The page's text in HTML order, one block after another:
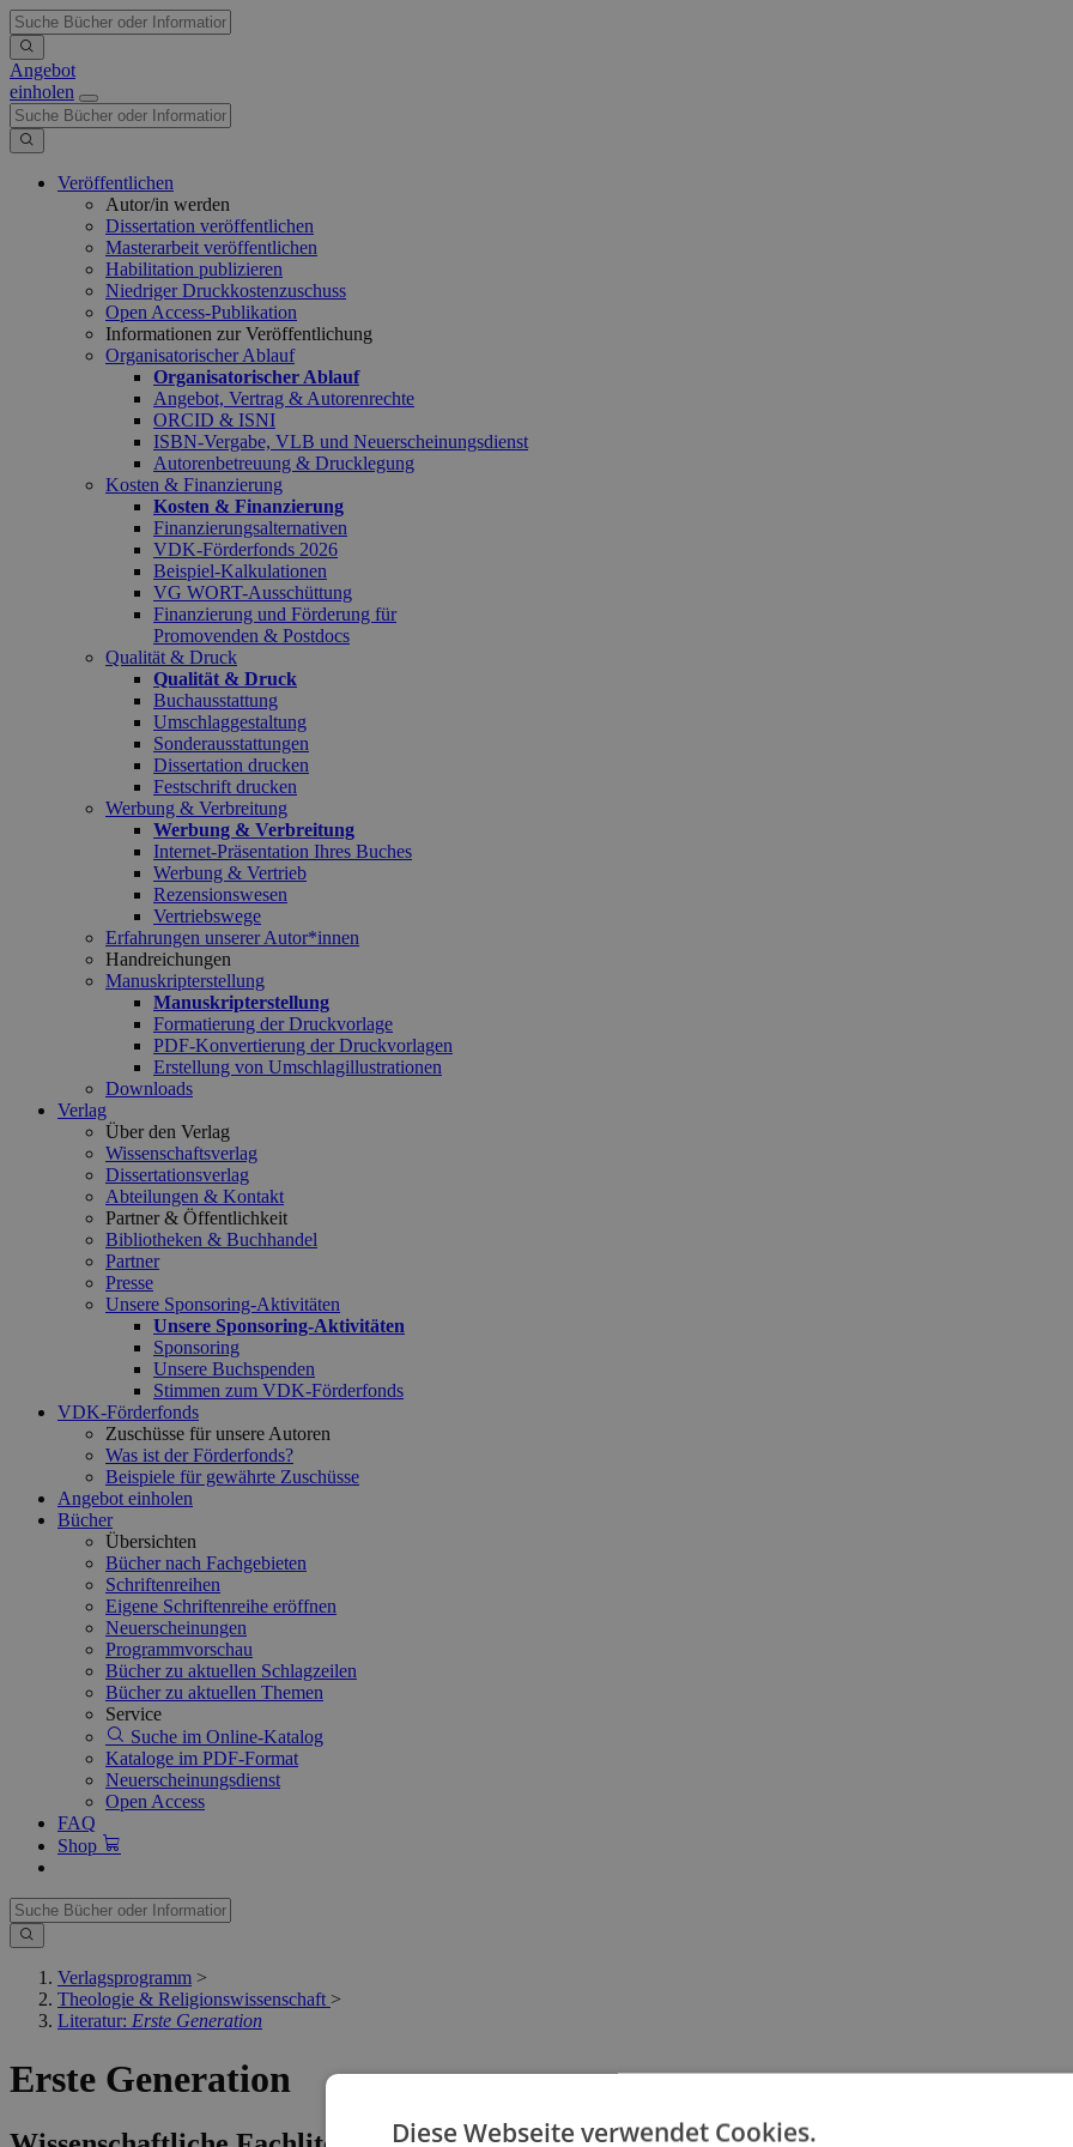
Angebot
einholen
Veröffentlichen
Autor/in werden
Dissertation veröffentlichen
Masterarbeit veröffentlichen
Habilitation publizieren
Niedriger Druckkostenzuschuss
Open Access-Publikation
Informationen zur Veröffentlichung
Organisatorischer Ablauf
Organisatorischer Ablauf
Angebot, Vertrag & Autorenrechte
ORCID & ISNI
ISBN-Vergabe, VLB und Neuerscheinungsdienst
Autorenbetreuung & Drucklegung
Kosten & Finanzierung
Kosten & Finanzierung
Finanzierungsalternativen
VDK-Förderfonds 2026
Beispiel-Kalkulationen
VG WORT-Ausschüttung
Finanzierung und Förderung für
Promovenden & Postdocs
Qualität & Druck
Qualität & Druck
Buchausstattung
Umschlaggestaltung
Sonderausstattungen
Dissertation drucken
Festschrift drucken
Werbung & Verbreitung
Werbung & Verbreitung
Internet-Präsentation Ihres Buches
Werbung & Vertrieb
Rezensionswesen
Vertriebswege
Erfahrungen unserer Autor*innen
Handreichungen
Manuskripterstellung
Manuskripterstellung
Formatierung der Druckvorlage
PDF-Konvertierung der Druckvorlagen
Erstellung von Umschlagillustrationen
Downloads
Verlag
Über den Verlag
Wissenschaftsverlag
Dissertationsverlag
Abteilungen & Kontakt
Partner & Öffentlichkeit
Bibliotheken & Buchhandel
Partner
Presse
Unsere Sponsoring-Aktivitäten
Unsere Sponsoring-Aktivitäten
Sponsoring
Unsere Buchspenden
Stimmen zum VDK-Förderfonds
VDK-Förderfonds
Zuschüsse für unsere Autoren
Was ist der Förderfonds?
Beispiele für gewährte Zuschüsse
Angebot einholen
Bücher
Übersichten
Bücher nach Fachgebieten
Schriftenreihen
Eigene Schriftenreihe eröffnen
Neuerscheinungen
Programmvorschau
Bücher zu aktuellen Schlagzeilen
Bücher zu aktuellen Themen
Service
Suche im Online-Katalog
Kataloge im PDF-Format
Neuerscheinungsdienst
Open Access
FAQ
Shop
Verlagsprogramm >
Theologie & Religionswissenschaft >
Literatur: Erste Generation
Erste Generation
Diese Webseite verwendet Cookies.